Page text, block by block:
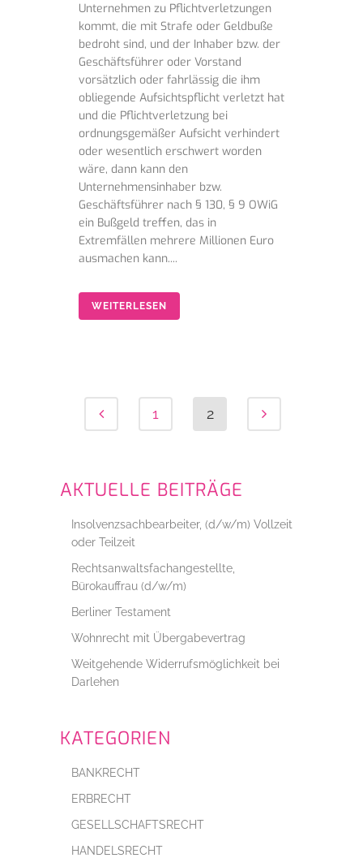
Unternehmen zu Pflichtverletzungen
kommt, die mit Strafe oder Geldbuße
bedroht sind, und der Inhaber bzw. der
Geschäftsführer oder Vorstand
vorsätzlich oder fahrlässig die ihm
obliegende Aufsichtspflicht verletzt hat
und die Pflichtverletzung bei
ordnungsgemäßer Aufsicht verhindert
oder wesentlich erschwert worden
wäre, dann kann den
Unternehmensinhaber bzw.
Geschäftsführer nach § 130, § 9 OWiG
ein Bußgeld treffen, das in
Extremfällen mehrere Millionen Euro
ausmachen kann....
WEITERLESEN
1 2
AKTUELLE BEITRÄGE
Insolvenzsachbearbeiter, (d/w/m) Vollzeit
oder Teilzeit
Rechtsanwaltsfachangestellte,
Bürokauffrau (d/w/m)
Berliner Testament
Wohnrecht mit Übergabevertrag
Weitgehende Widerrufsmöglichkeit bei
Darlehen
KATEGORIEN
BANKRECHT
ERBRECHT
GESELLSCHAFTSRECHT
HANDELSRECHT